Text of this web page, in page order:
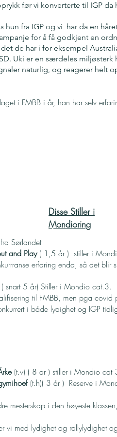
før vi konverterte til IGP da
hun fra IGP og vi har da en
for å få godkjent en
de har i for eksempel
Uki er en særdeles
naturlig, og reagerer helt
i FMBB i år, han har selv
Disse Stiller i
Mondioring
Sørlandet
and Play( 1,5 år ) stiller i
erfaring enda, så det blir
( snart 5 år) Stiller i Mondio cat.3.
til FMBB, men pga covid
i både lydighet og IGP
(t.v) ( 8 år ) stiller i Mondio cat
(t.h)( 3 år ) Reserve i
mesterskap i den høyeste
vi med lydighet og rallylydighet